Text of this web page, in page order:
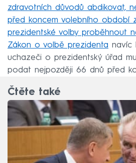
zdravotních důvodů abdikovat,
před koncem volebního období
prezidentské volby proběhnout
Zákon o volbě prezidenta navíc
uchazeči o prezidentský úřad
podat nejpozději 66 dnů před
Čtěte také